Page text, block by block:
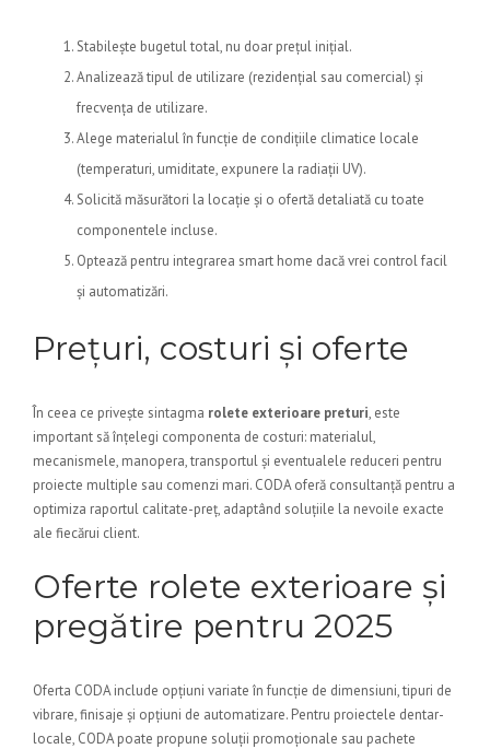
Stabilește bugetul total, nu doar prețul inițial.
Analizează tipul de utilizare (rezidențial sau comercial) și
frecvența de utilizare.
Alege materialul în funcție de condițiile climatice locale
(temperaturi, umiditate, expunere la radiații UV).
Solicită măsurători la locație și o ofertă detaliată cu toate
componentele incluse.
Optează pentru integrarea smart home dacă vrei control facil
și automatizări.
Prețuri, costuri și oferte
În ceea ce privește sintagma rolete exterioare preturi, este
important să înțelegi componenta de costuri: materialul,
mecanismele, manopera, transportul și eventualele reduceri pentru
proiecte multiple sau comenzi mari. CODA oferă consultanță pentru a
optimiza raportul calitate-preț, adaptând soluțiile la nevoile exacte
ale fiecărui client.
Oferte rolete exterioare și
pregătire pentru 2025
Oferta CODA include opțiuni variate în funcție de dimensiuni, tipuri de
vibrare, finisaje și opțiuni de automatizare. Pentru proiectele dentar-
locale, CODA poate propune soluții promoționale sau pachete